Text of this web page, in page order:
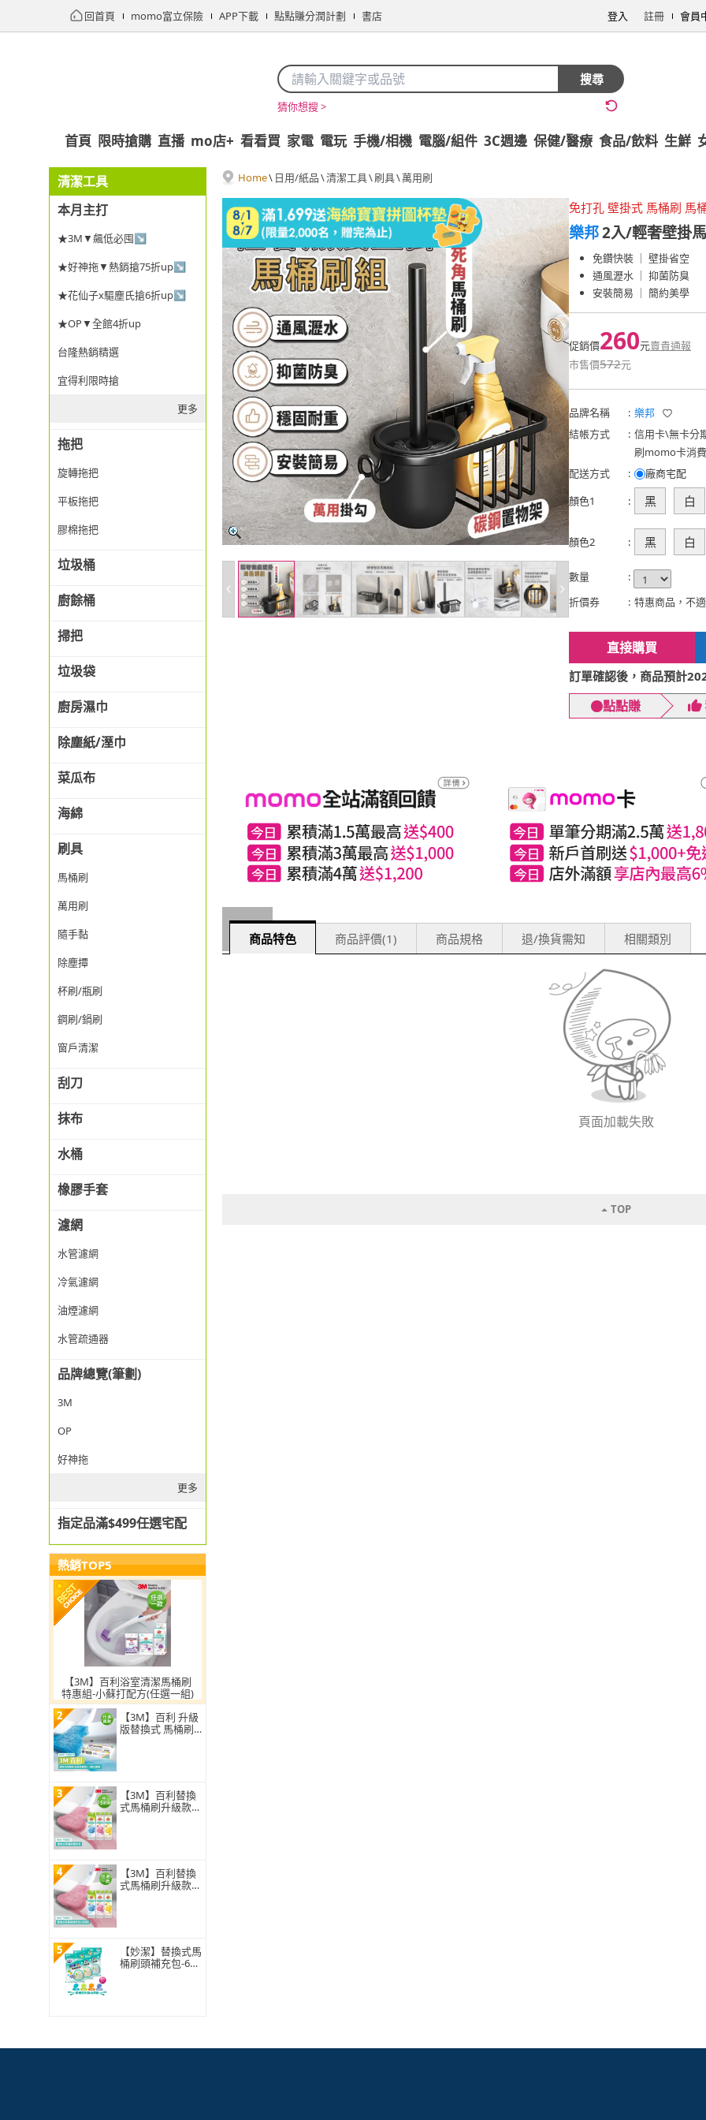
回首頁 momo富立保險 APP下載 點點賺分潤計劃 書店 登入 註冊 會員
搜尋
猜你想搜 >
首頁 限時搶購 直播 mo店+ 看看買 家電 電玩 手機/相機 電腦/組件 3C週邊 保健/醫療 食品/飲料 生鮮
清潔工具
本月主打
★3M▼飆低必囤↘
★好神拖▼熱銷搶75折up↘
★花仙子x驅塵氏搶6折up↘
★OP▼全館4折up
台隆熱銷精選
宜得利限時搶
更多
拖把
旋轉拖把
平板拖把
膠棉拖把
垃圾桶
廚餘桶
掃把
垃圾袋
廚房濕巾
除塵紙/溼巾
菜瓜布
海綿
刷具
馬桶刷
萬用刷
隨手黏
除塵撢
杯刷/瓶刷
鋼刷/鍋刷
窗戶清潔
刮刀
抹布
水桶
橡膠手套
濾網
水管濾網
冷氣濾網
油煙濾網
水管疏通器
品牌總覽(筆劃)
3M
OP
好神拖
更多
指定品滿$499任選宅配
熱銷TOP5
【3M】百利浴室清潔馬桶刷
特惠組-小蘇打配方(任選一組)
2
【3M】百利 升級
版替換式 馬桶刷
3
【3M】百利替換
式馬桶刷升級款
4
【3M】百利替換
式馬桶刷升級款
5
【妙潔】替換式馬
桶刷頭補充包-63
Home\ 日用/紙品\清潔工具\刷具\萬用刷
免打孔 壁掛式 馬桶刷 馬
樂邦2入/輕奢壁掛
免鑽快裝 ｜ 壁掛省空
通風瀝水 ｜ 抑菌防臭
安裝簡易 ｜ 簡約美學
促銷價260元賣貴通報
市售價572元
品牌名稱 : 樂邦
結帳方式
: 信用卡\無卡分
刷momo卡消
配送方式
:
廠商宅配
顏色1
: 黑 白
顏色2 : 黑 白
數量
:
折價券
: 特惠商品，不
直接購買
訂單確認後，商品預計
點點賺
商品特色 商品評價(1) 商品規格 退/換貨需知 相關類別
頁面加載失敗
TOP